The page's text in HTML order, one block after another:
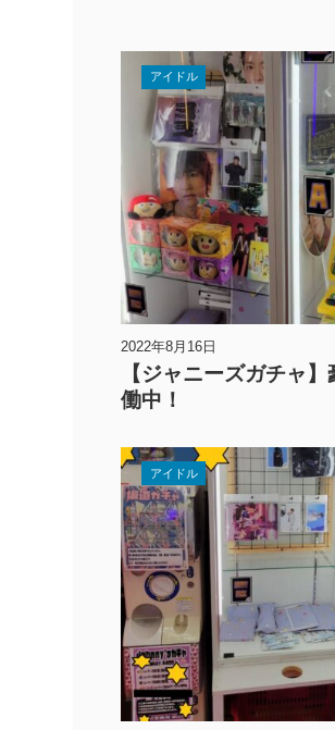
アイドル
2022年8月16日
【ジャニーズガチャ
働中！
アイドル